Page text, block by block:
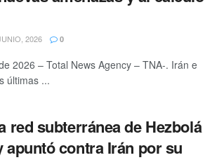
2026 0
2026 – Total News Agency – TNA-. Irán e
últimas ...
red subterránea de Hezbolá
apuntó contra Irán por su